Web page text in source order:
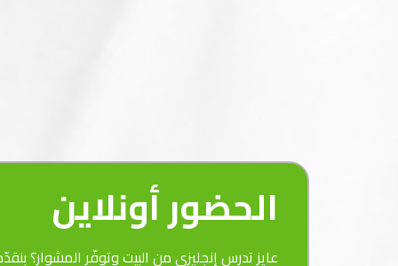
الحضور أونلاين
عايز تدرس إنجليزي من البيت وتوفّر المشوار؟